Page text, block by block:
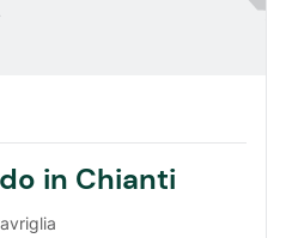
in Chianti